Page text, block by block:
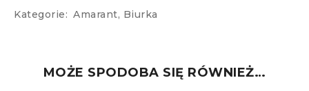
Kategorie: Amarant, Biurka
MOŻE SPODOBA SIĘ RÓWNIEŻ…